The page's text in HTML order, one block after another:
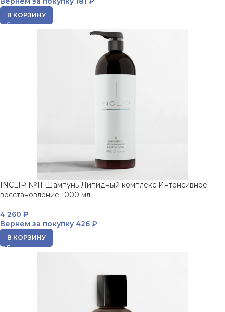
В КОРЗИНУ
INCLIP №11 Шампунь Липидный комплекс Интенсивное
восстановление 1000 мл
4 260 ₽
Вернем за покупку 426 ₽
В КОРЗИНУ